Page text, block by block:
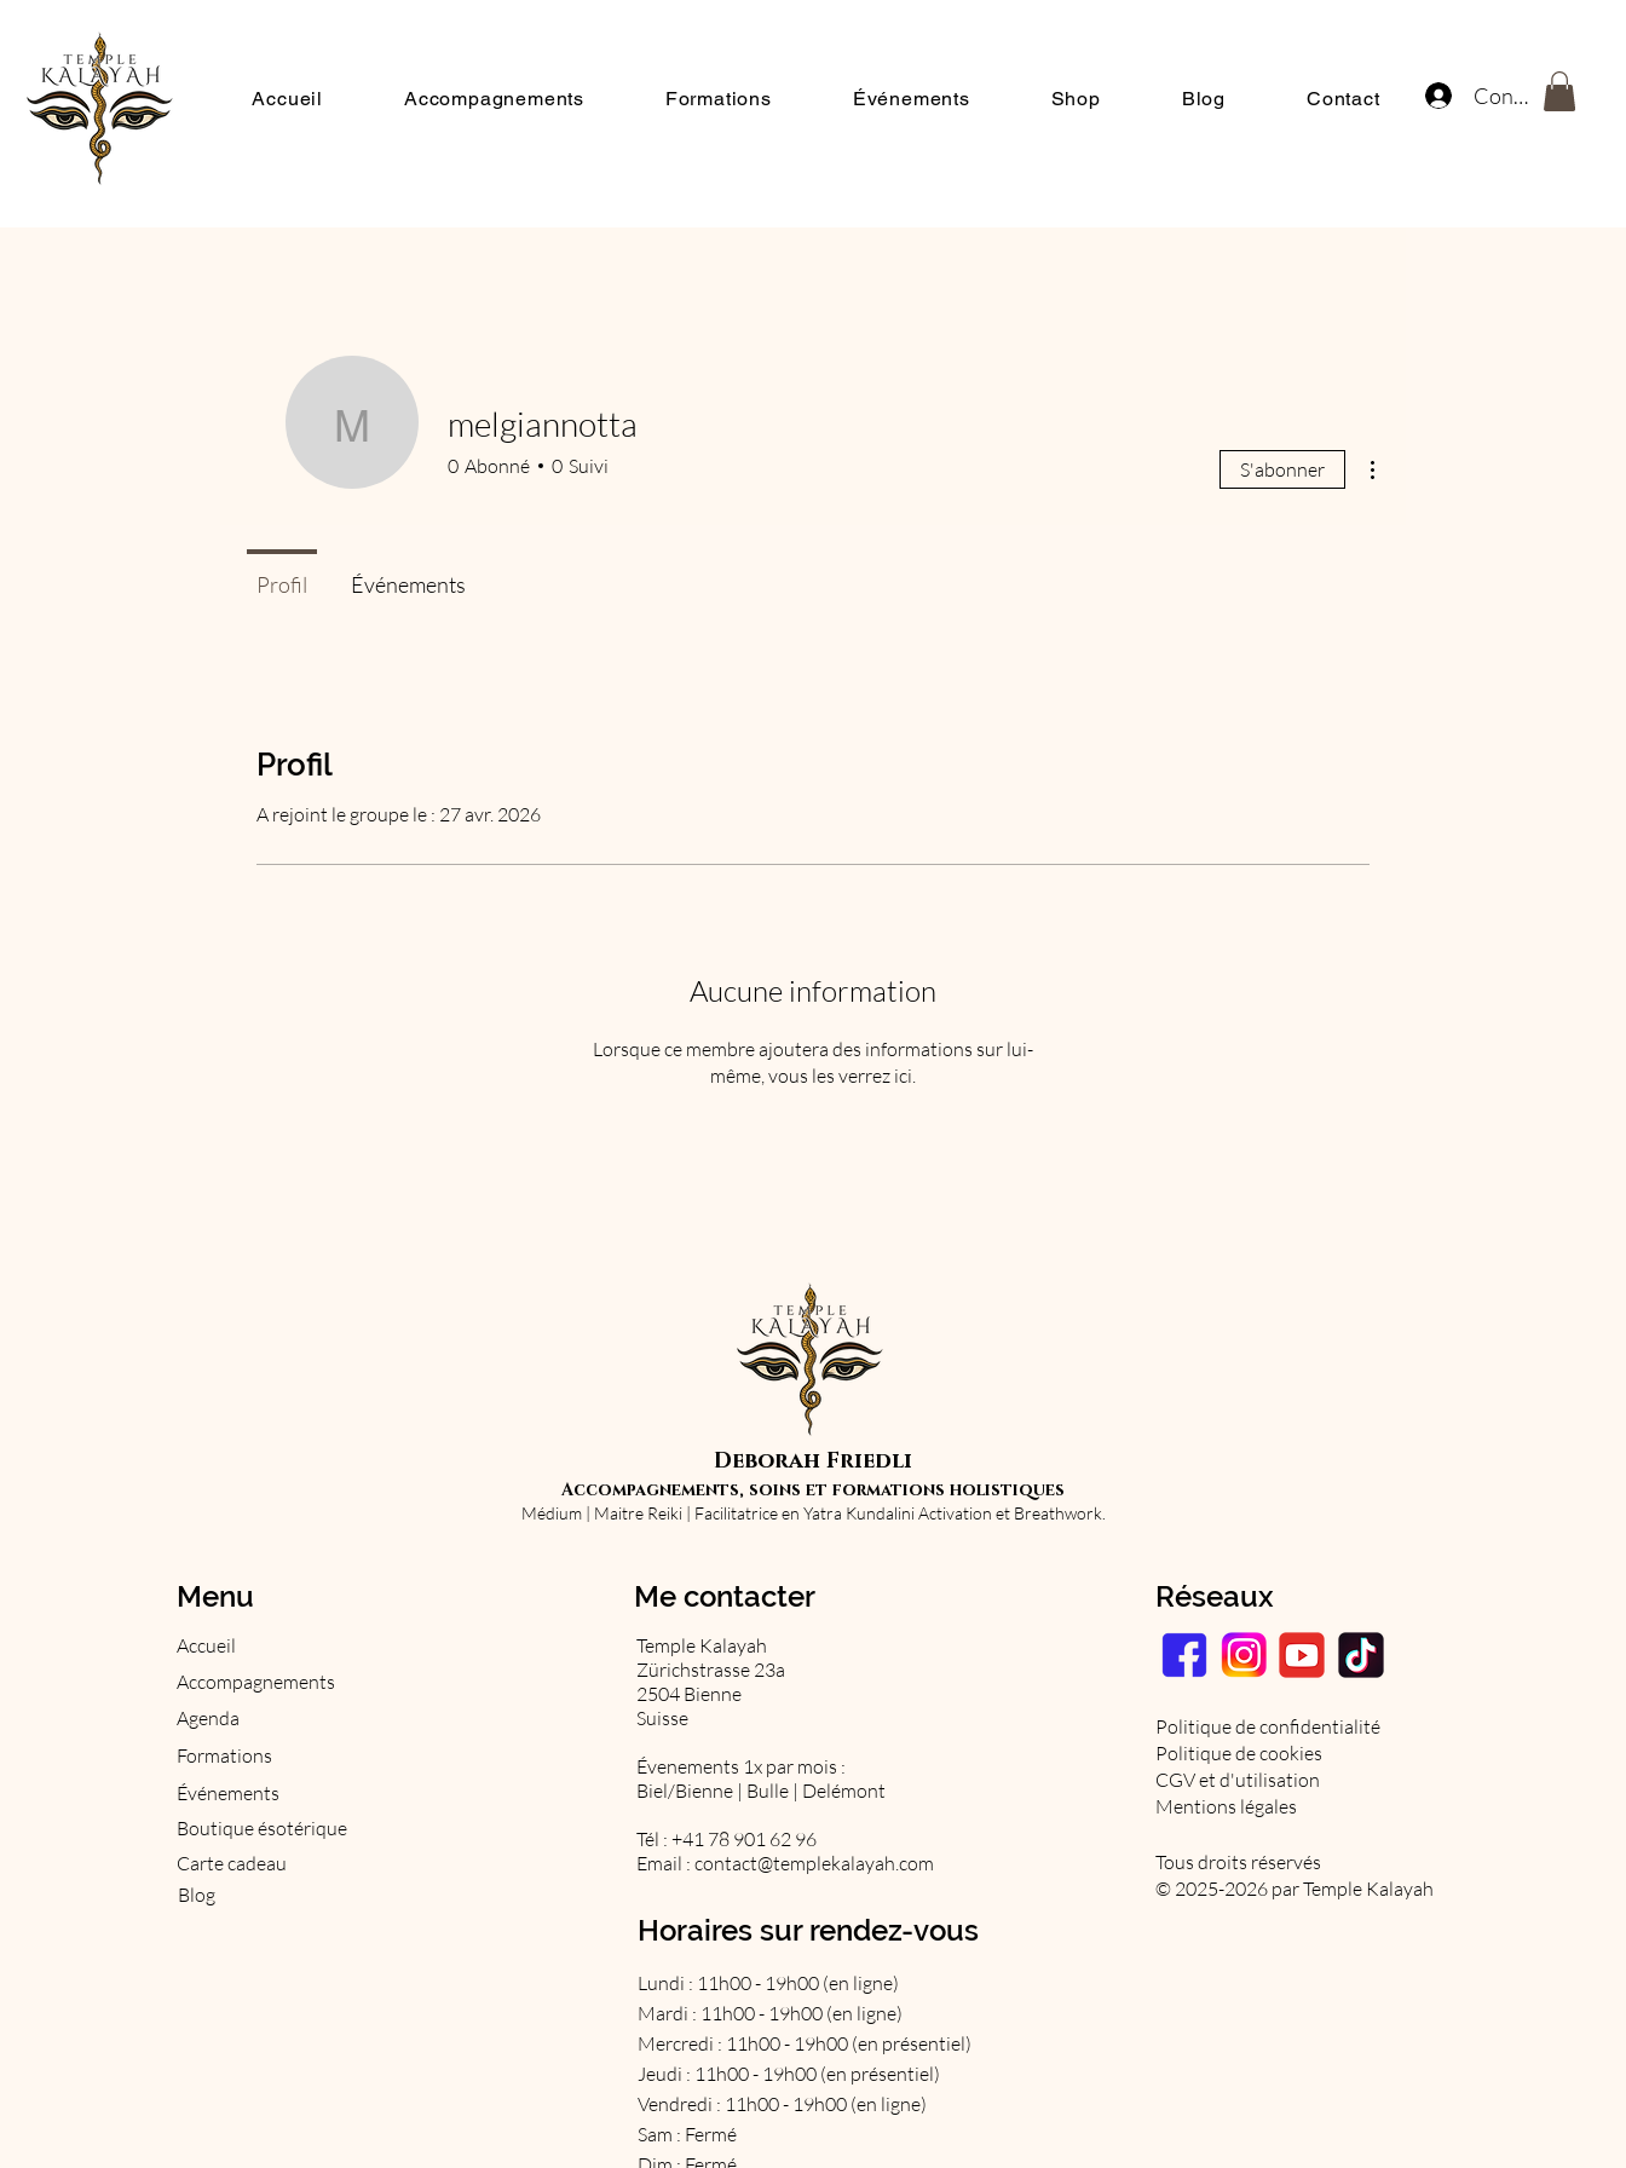
Connexion
Accueil Accompagnements Formations Événements Shop Blog Contact
Profil
A rejoint le groupe le : 27 avr. 2026
Aucune information
Lorsque ce membre ajoutera des informations sur lui-
même, vous les verrez ici.
melgiannotta
melgiannotta
0 Abonné 0 Suivi S'abonner
Profil Événements
Menu
Accueil
Accompagnements
Agenda
Formations
Événements
Boutique ésotérique
Carte cadeau
Blog
Me contacter
Temple Kalayah
Zürichstrasse 23a
2504 Bienne
Suisse
Évenements 1x par mois :
Biel/Bienne | Bulle | Delémont
Tél : +41 78 901 62 96
Email :contact@templekalayah.com
Horaires sur rendez-vous
Lundi : 11h00 - 19h00 (en ligne)
Mardi : 11h00 - 19h00 (en ligne)
Mercredi : 11h00 - 19h00 (en présentiel)
Jeudi : 11h00 - 19h00 (en présentiel)
Vendredi : 11h00 - 19h00 (en ligne)
Sam : Fermé
Réseaux
Politique de confidentialité
Politique de cookies
CGV et d'utilisation
Mentions légales
Tous droits réservés
© 2025-2026 par Temple Kalayah
Deborah Friedli
Accompagnements, soins et formations holistiques
Médium | Maitre Reiki | Facilitatrice en Yatra Kundalini Activation et Breathwork.